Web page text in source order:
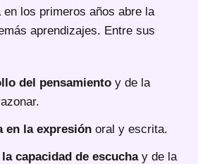
los primeros años abre la
aprendizajes. Entre sus
del pensamiento y de la
en la expresión oral y escrita.
capacidad de escuchay de la